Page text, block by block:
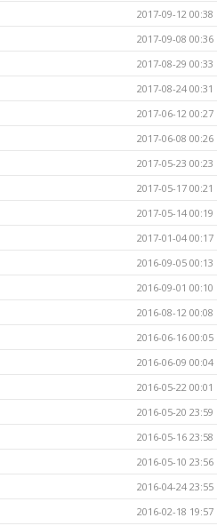
2017-09-12 00:38
2017-09-08 00:36
2017-08-29 00:33
2017-08-24 00:31
2017-06-12 00:27
2017-06-08 00:26
2017-05-23 00:23
2017-05-17 00:21
2017-05-14 00:19
2017-01-04 00:17
2016-09-05 00:13
2016-09-01 00:10
2016-08-12 00:08
2016-06-16 00:05
2016-06-09 00:04
2016-05-22 00:01
2016-05-20 23:59
2016-05-16 23:58
2016-05-10 23:56
2016-04-24 23:55
2016-02-18 19:57